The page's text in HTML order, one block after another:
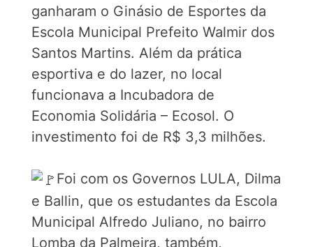
ganharam o Ginásio de Esportes da
Escola Municipal Prefeito Walmir dos
Santos Martins. Além da prática
esportiva e do lazer, no local
funcionava a Incubadora de
Economia Solidária – Ecosol. O
investimento foi de R$ 3,3 milhões.
Foi com os Governos LULA, Dilma
e Ballin, que os estudantes da Escola
Municipal Alfredo Juliano, no bairro
Lomba da Palmeira, também,